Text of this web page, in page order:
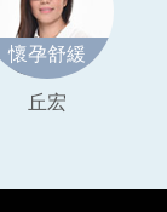
懷孕舒緩
丘宏